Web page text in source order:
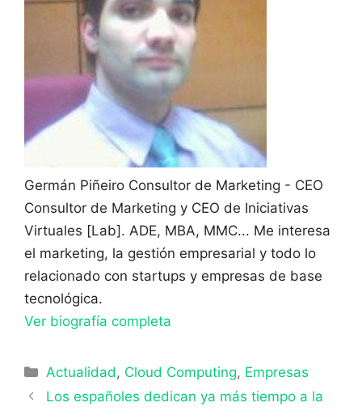
Germán Piñeiro Consultor de Marketing - CEO
Consultor de Marketing y CEO de Iniciativas
Virtuales [Lab]. ADE, MBA, MMC... Me interesa
el marketing, la gestión empresarial y todo lo
relacionado con startups y empresas de base
tecnológica.
Ver biografía completa
Categorías
Actualidad , Cloud Computing, Empresas
Los españoles dedican ya más tiempo a la